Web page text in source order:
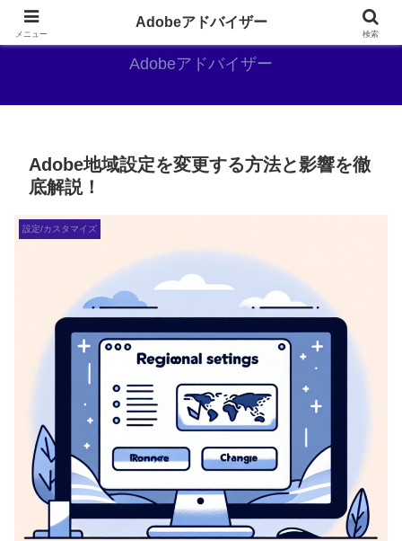
Adobe好きのAdobe推しブログ
Adobeアドバイザー
Adobe地域設定を変更する方法と影響を徹
底解説！
設定/カスタマイズ
メニュー
Adobeアドバイザー
検索